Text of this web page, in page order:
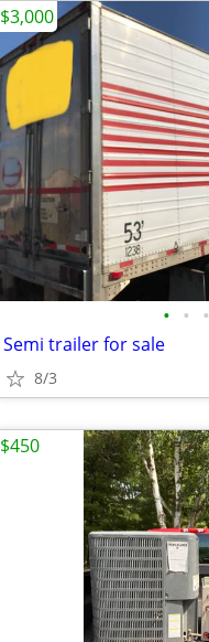
• • •
Semi trailer for sale
8/3
$3,000
$450